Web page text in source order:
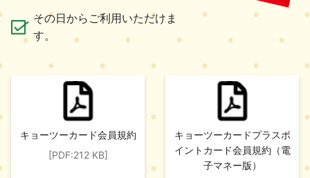
その日からご利用いただけま
す。
キョーツーカード会員規約
[PDF:212 KB]
キョーツーカードプラスポ
イントカード会員規約（電
子マネー版）